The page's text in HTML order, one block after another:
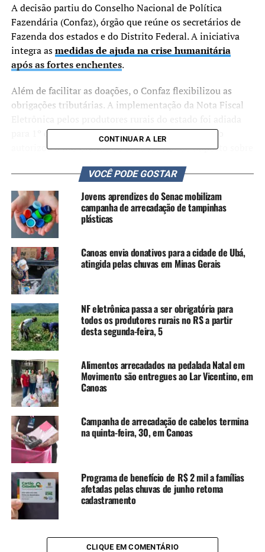
A decisão partiu do Conselho Nacional de Política
Fazendária (Confaz), órgão que reúne os secretários de
Fazenda dos estados e do Distrito Federal. A iniciativa
integra asmedidas de ajuda na crise humanitária
após as fortes enchentes.
Além de facilitar as doações, o Confaz flexibilizou as
obrigações tributárias. A implementação da Nota Fiscal
para 1º de janeiro de 2025. Além disso, o conselho
autorizou o Rio Grande do Sul a isentar de Imposto sobre
de máquinas, equipamentos e peças necessárias para a
recuperação das empresas nos municípios afetados.
Para aliviar o caixa das empesas, o Confaz também
autorizou o governo gaúcho a não cobrar juros e multas
por atraso nos pagamentos de ICMS que vencem entre
abril e junho.
O Confaz manteve os créditos do tributo para as
mercadorias em estoque perdidas, destruídas ou
roubadas após o evento climático extremo. A medida
evitará que as empresas percam os bens e ainda sejam
punidas com a perda do direito a ressarcimento.
Em nota, o órgão informou que as medidas pretendem
não apenas ajudar na recuperação das áreas afetadas, mas
implementar uma estrutura que permita maior
resiliência a futuros desafios climáticos e econômicos.
TÓPICOS RELACIONADOS: DESASTRE
JUNHO
MERCADORIAS
A SEGUIR UP
Corsan lança programa de isenção para afetados pelas
enchentes
NÃO SE ESQUEÇA
Grande do Sul
CONTINUAR A LER
VOCÊ PODE GOSTAR
Jovens aprendizes do Senac mobilizam
campanha de arrecadação de tampinhas
plásticas
Canoas envia donativos para a cidade de Ubá,
atingida pelas chuvas em Minas Gerais
NF eletrônica passa a ser obrigatória para
todos os produtores rurais no RS a partir
desta segunda-feira, 5
Alimentos arrecadados na pedalada Natal em
Movimento são entregues ao Lar Vicentino, em
Canoas
Campanha de arrecadação de cabelos termina
na quinta-feira, 30, em Canoas
Programa de benefício de R$ 2 mil a famílias
afetadas pelas chuvas de junho retoma
cadastramento
CLIQUE EM COMENTÁRIO